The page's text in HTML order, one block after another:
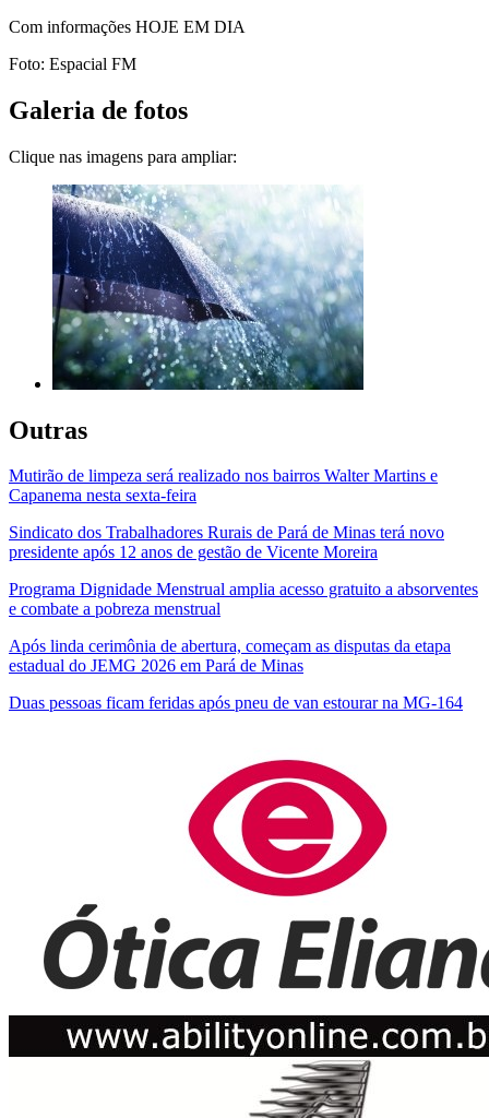
Com informações HOJE EM DIA
Foto: Espacial FM
Galeria de fotos
Clique nas imagens para ampliar:
Outras
Mutirão de limpeza será realizado nos bairros Walter Martins e
Capanema nesta sexta-feira
Sindicato dos Trabalhadores Rurais de Pará de Minas terá novo
presidente após 12 anos de gestão de Vicente Moreira
Programa Dignidade Menstrual amplia acesso gratuito a absorventes
e combate a pobreza menstrual
Após linda cerimônia de abertura, começam as disputas da etapa
estadual do JEMG 2026 em Pará de Minas
Duas pessoas ficam feridas após pneu de van estourar na MG-164